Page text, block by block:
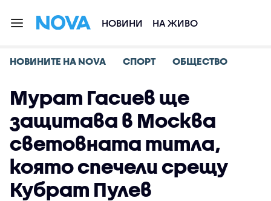
НОВИНИ НА ЖИВО
НОВИНИТЕ НА NOVA СПОРТ ОБЩЕСТВО
Мурат Гасиев ще
защитава в Москва
световната титла,
която спечели срещу
Кубрат Пулев